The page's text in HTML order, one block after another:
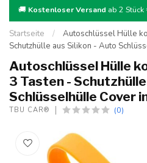
🚚 Kostenloser Versand ab 2 Stück
Startseite /
Autoschlüssel Hülle
Schutzhülle aus Silikon - Auto
Autoschlüssel Hülle
3 Tasten -
Schlüsselhülle Cover
TBU CAR® (0)